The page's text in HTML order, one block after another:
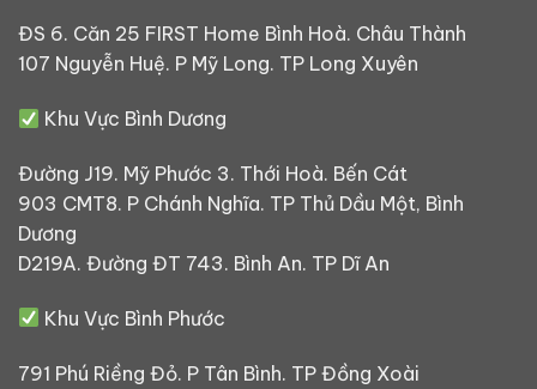
ĐS 6. Căn 25 FIRST Home Bình Hoà. Châu Thành
107 Nguyễn Huệ. P Mỹ Long. TP Long Xuyên
Khu Vực Bình Dương
Đường J19. Mỹ Phước 3. Thới Hoà. Bến Cát
903 CMT8. P Chánh Nghĩa. TP Thủ Dầu Một, Bình
Dương
D219A. Đường ĐT 743. Bình An. TP Dĩ An
Khu Vực Bình Phước
791 Phú Riềng Đỏ. P Tân Bình. TP Đồng Xoài